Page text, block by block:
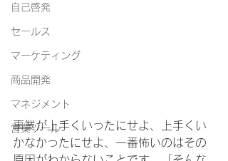
自己啓発
セールス
マーケティング
商品開発
マネジメント
営業ツール
事業が上手くいったにせよ、上手くい
かなかったにせよ、一番怖いのはその